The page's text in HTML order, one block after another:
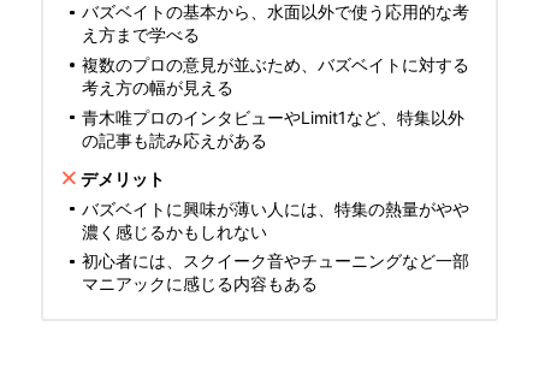
バズベイトの基本から、水面以外で使う応用的な考
え方まで学べる
複数のプロの意見が並ぶため、バズベイトに対する
考え方の幅が見える
青木唯プロのインタビューやLimit1など、特集以外
の記事も読み応えがある
デメリット
バズベイトに興味が薄い人には、特集の熱量がやや
濃く感じるかもしれない
初心者には、スクイーク音やチューニングなど一部
マニアックに感じる内容もある